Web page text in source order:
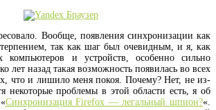
Вообще, появления синхронизации как
так как шаг был очевидным, и я, как
компьютеров и устройств, особенно сильно
лет назад такая возможность появилась во всех
что и лишило меня покоя. Почему? Нет, не из-
некоторые проблемы в этой области есть, я об
Синхронизация Firefox — легальный шпион?«.